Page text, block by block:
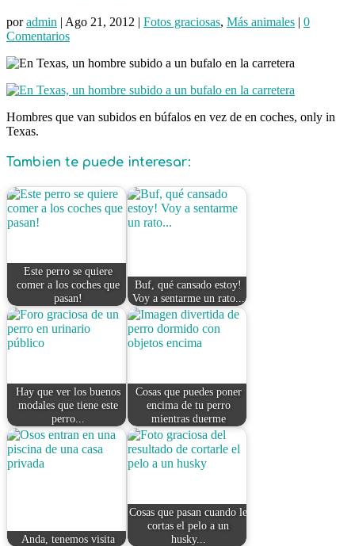
poradmin | Ago 21, 2012 | Fotos graciosas, Más animales | 0
Comentarios
Hombres que van subidos en búfalos en vez de en coches, only in
Texas.
Tambien te puede interesar:
Este perro se quiere
comer a los coches que
pasan!
Buf, qué cansado estoy!
Voy a sentarme un rato...
Hay que ver los buenos
modales que tiene este
perro...
Cosas que puedes poner
encima de tu perro
mientras duerme
Anda, tenemos visita
Cosas que pasan cuando le
cortas el pelo a un
husky...